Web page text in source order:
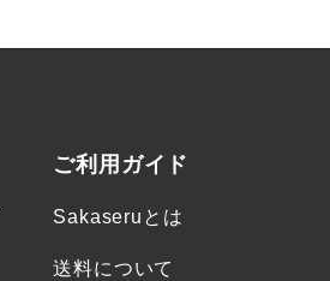
ご利用ガイド
Sakaseruとは
送料について